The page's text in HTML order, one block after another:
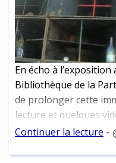
En écho à
Bibliothèque de la
de prolonger cette
lecture et quelques
culture électro et
Continuer la lecture -